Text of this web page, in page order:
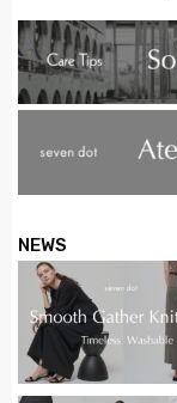
NEWS